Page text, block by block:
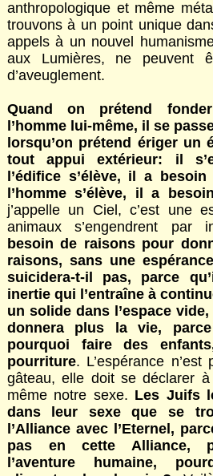
anthropologique et même
trouvons à un point unique
appels à un nouvel
aux Lumières, ne peuvent
d’aveuglement.
Quand on prétend
l’homme lui-même, il se
lorsqu’on prétend ériger un
tout appui extérieur: il
l’édifice s’élève, il a
l’homme s’élève, il a
j’appelle un Ciel, c’est une
animaux s’engendrent par
besoin de raisons pour
raisons, sans une
suicidera-t-il pas, parce
inertie qui l’entraîne à
un solide dans l’espace
donnera plus la vie,
pourquoi faire des
pourriture. L’espérance
gâteau, elle doit se déclarer
même notre sexe. Les Juifs
dans leur sexe que se
l’Alliance avec l’Eternel,
pas en cette Alliance,
l’aventure humaine,